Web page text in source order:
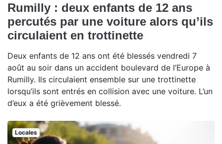
Rumilly : deux enfants de 12 ans
percutés par une voiture alors qu’ils
circulaient en trottinette
Deux enfants de 12 ans ont été blessés vendredi 7
août au soir dans un accident boulevard de l’Europe à
Rumilly. Ils circulaient ensemble sur une trottinette
lorsqu’ils sont entrés en collision avec une voiture. L’un
d’eux a été grièvement blessé.
Locales